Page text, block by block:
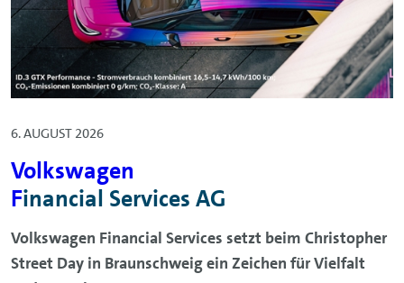
6. AUGUST 2026
Volkswagen
Financial Services AG
Volkswagen Financial Services setzt beim Christopher
Street Day in Braunschweig ein Zeichen für Vielfalt